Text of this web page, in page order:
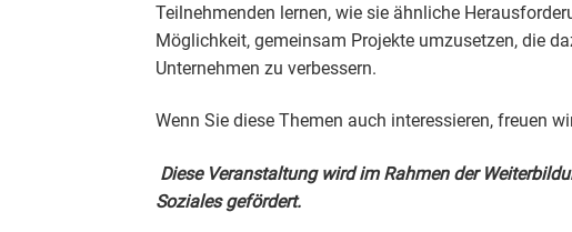
Teilnehmenden lernen, wie sie ähnliche
Möglichkeit, gemeinsam Projekte umzusetzen, die
Unternehmen zu verbessern.
Wenn Sie diese Themen auch interessieren, freuen
Diese Veranstaltung wird im Rahmen der
Soziales gefördert.